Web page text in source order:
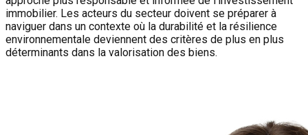
immobilier. Les acteurs du secteur doivent se préparer à
naviguer dans un contexte où la durabilité et la résilience
environnementale deviennent des critères de plus en plus
déterminants dans la valorisation des biens.